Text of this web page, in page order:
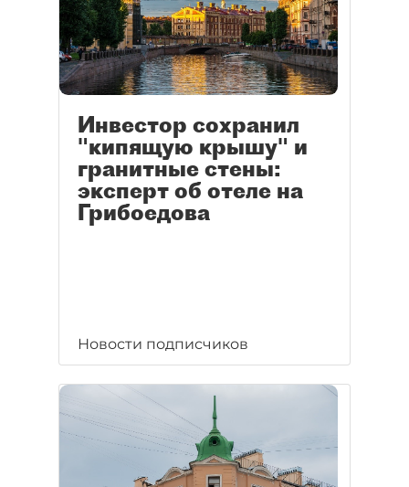
Инвестор сохранил
"кипящую крышу" и
гранитные стены:
эксперт об отеле на
Грибоедова
Новости подписчиков